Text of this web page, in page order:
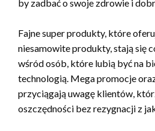
by zadbać o swoje zdrowie i
Fajne super produkty, które
niesamowite produkty, stają się
wśród osób, które lubią być na
technologią. Mega promocje
przyciągają uwagę klientów,
oszczędności bez rezygnacji z